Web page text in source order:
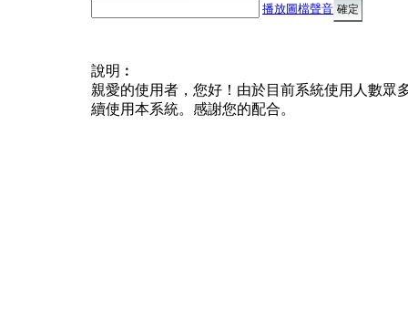
播放圖檔聲音
說明︰
親愛的使用者，您好！由於目前系統使用人數眾
續使用本系統。感謝您的配合。